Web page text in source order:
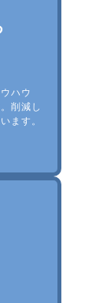
ハウ
削減し
ます。